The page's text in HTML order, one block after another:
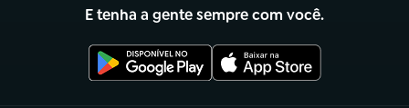
E tenha a gente sempre com você.